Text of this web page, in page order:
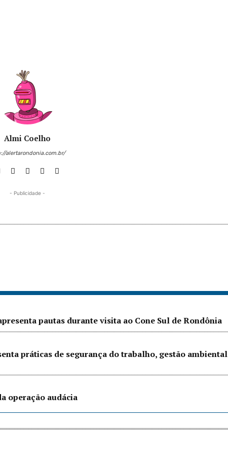
Almi Coelho
alertarondonia.com.br/
- Publicidade -
pautas durante visita ao Cone Sul de Rondônia
práticas de segurança do trabalho, gestão ambiental
operação audácia